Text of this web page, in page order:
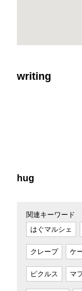
writing
hug
関連キーワード
はぐマルシェ
クレープ ケ
ピクルス マ